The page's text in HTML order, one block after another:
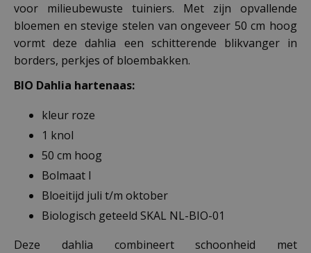
voor milieubewuste tuiniers. Met zijn opvallende
bloemen en stevige stelen van ongeveer 50 cm hoog
vormt deze dahlia een schitterende blikvanger in
borders, perkjes of bloembakken.
BIO Dahlia hartenaas:
kleur roze
1 knol
50 cm hoog
Bolmaat I
Bloeitijd juli t/m oktober
Biologisch geteeld SKAL NL-BIO-01
Deze dahlia combineert schoonheid met